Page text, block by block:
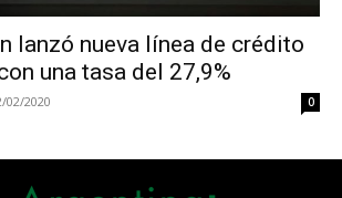
lanzó nueva línea de crédito
una tasa del 27,9%
02/2020 0